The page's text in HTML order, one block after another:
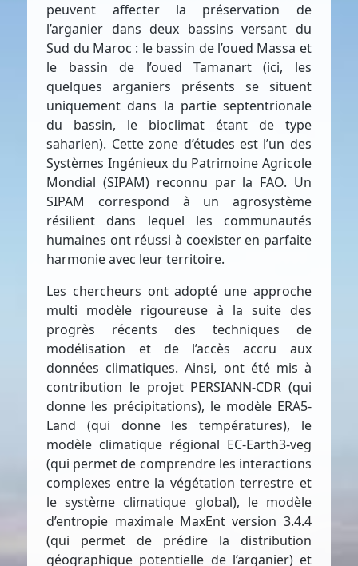
peuvent affecter la préservation de
l’arganier dans deux bassins versant du
Sud du Maroc : le bassin de l’oued Massa et
le bassin de l’oued Tamanart (ici, les
quelques arganiers présents se situent
uniquement dans la partie septentrionale
du bassin, le bioclimat étant de type
saharien). Cette zone d’études est l’un des
Systèmes Ingénieux du Patrimoine Agricole
Mondial (SIPAM) reconnu par la FAO. Un
SIPAM correspond à un agrosystème
résilient dans lequel les communautés
humaines ont réussi à coexister en parfaite
harmonie avec leur territoire.
Les chercheurs ont adopté une approche
multi modèle rigoureuse à la suite des
progrès récents des techniques de
modélisation et de l’accès accru aux
données climatiques. Ainsi, ont été mis à
contribution le projet PERSIANN-CDR (qui
donne les précipitations), le modèle ERA5-
Land (qui donne les températures), le
modèle climatique régional EC-Earth3-veg
(qui permet de comprendre les interactions
complexes entre la végétation terrestre et
le système climatique global), le modèle
d’entropie maximale MaxEnt version 3.4.4
(qui permet de prédire la distribution
géographique potentielle de l‘arganier) et